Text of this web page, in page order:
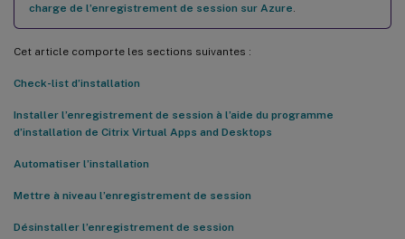
charge de l’enregistrement de session sur Azure
Cet article comporte les sections suivantes :
Check-list d’installation
Installer l’enregistrement de session à l’aide du programme
d’installation de Citrix Virtual Apps and Desktops
Automatiser l’installation
Mettre à niveau l’enregistrement de session
Désinstaller l’enregistrement de session